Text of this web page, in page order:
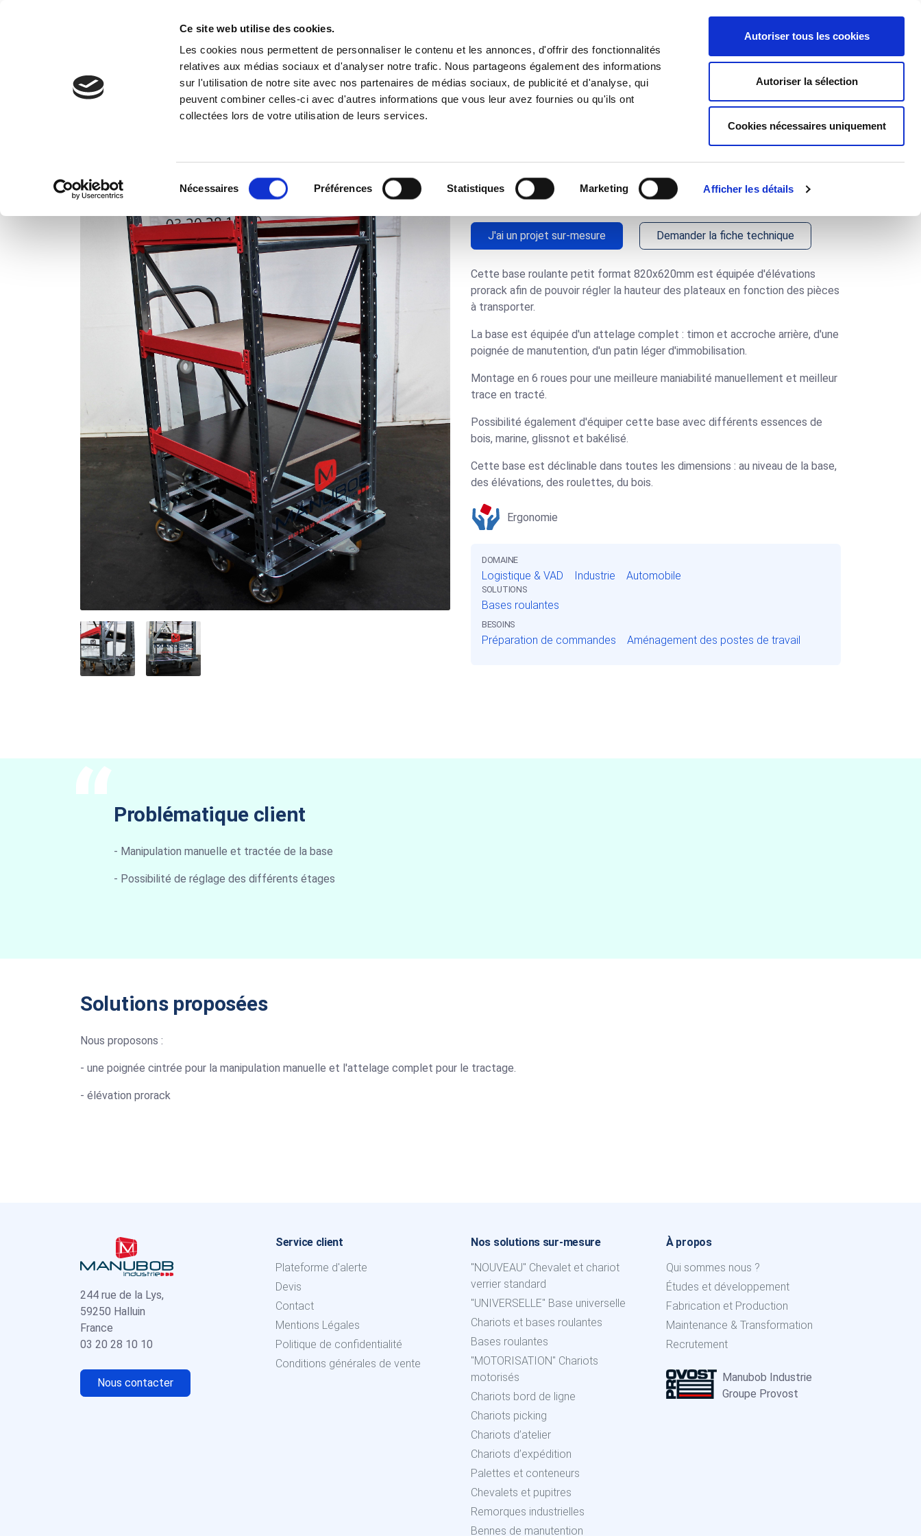
Ce site web utilise des cookies.
Les cookies nous permettent de personnaliser le contenu et les annonces, d'offrir des fonctionnalités
relatives aux médias sociaux et d'analyser notre trafic. Nous partageons également des informations
sur l'utilisation de notre site avec nos partenaires de médias sociaux, de publicité et d'analyse, qui
peuvent combiner celles-ci avec d'autres informations que vous leur avez fournies ou qu'ils ont
collectées lors de votre utilisation de leurs services.
Nécessaires Préférences Statistiques Marketing Afficher les détails
Autoriser tous les cookies
Autoriser la sélection
Cookies nécessaires uniquement
Vos Besoins À propos
Réalisations Base roulante 820x620 avec élévation_5793
Base roulante 820x620 avec
élévation_5793
J'ai un projet sur-mesure Demander la fiche technique
Cette base roulante petit format 820x620mm est équipée d'élévations
prorack afin de pouvoir régler la hauteur des plateaux en fonction des pièces
à transporter.
La base est équipée d'un attelage complet : timon et accroche arrière, d'une
poignée de manutention, d'un patin léger d'immobilisation.
Montage en 6 roues pour une meilleure maniabilité manuellement et meilleur
trace en tracté.
Possibilité également d'équiper cette base avec différents essences de
bois, marine, glissnot et bakélisé.
Cette base est déclinable dans toutes les dimensions : au niveau de la base,
des élévations, des roulettes, du bois.
Ergonomie
DOMAINE
Logistique & VAD Industrie Automobile
SOLUTIONS
Bases roulantes
BESOINS
Préparation de commandes Aménagement des postes de travail
Problématique client
- Manipulation manuelle et tractée de la base
- Possibilité de réglage des différents étages
Solutions proposées
Nous proposons :
- une poignée cintrée pour la manipulation manuelle et l'attelage complet pour le tractage.
- élévation prorack
244 rue de la Lys,
59250 Halluin
France
03 20 28 10 10
Nous contacter
Service client
Plateforme d'alerte
Devis
Contact
Mentions Légales
Politique de confidentialité
Conditions générales de vente
Nos solutions sur-mesure
"NOUVEAU" Chevalet et chariot
verrier standard
"UNIVERSELLE" Base universelle
Chariots et bases roulantes
Bases roulantes
"MOTORISATION" Chariots
motorisés
Chariots bord de ligne
Chariots picking
Chariots d’atelier
Chariots d’expédition
Palettes et conteneurs
Chevalets et pupitres
Remorques industrielles
Bennes de manutention
À propos
Qui sommes nous ?
Études et développement
Fabrication et Production
Maintenance & Transformation
Recrutement
Manubob Industrie
Groupe Provost